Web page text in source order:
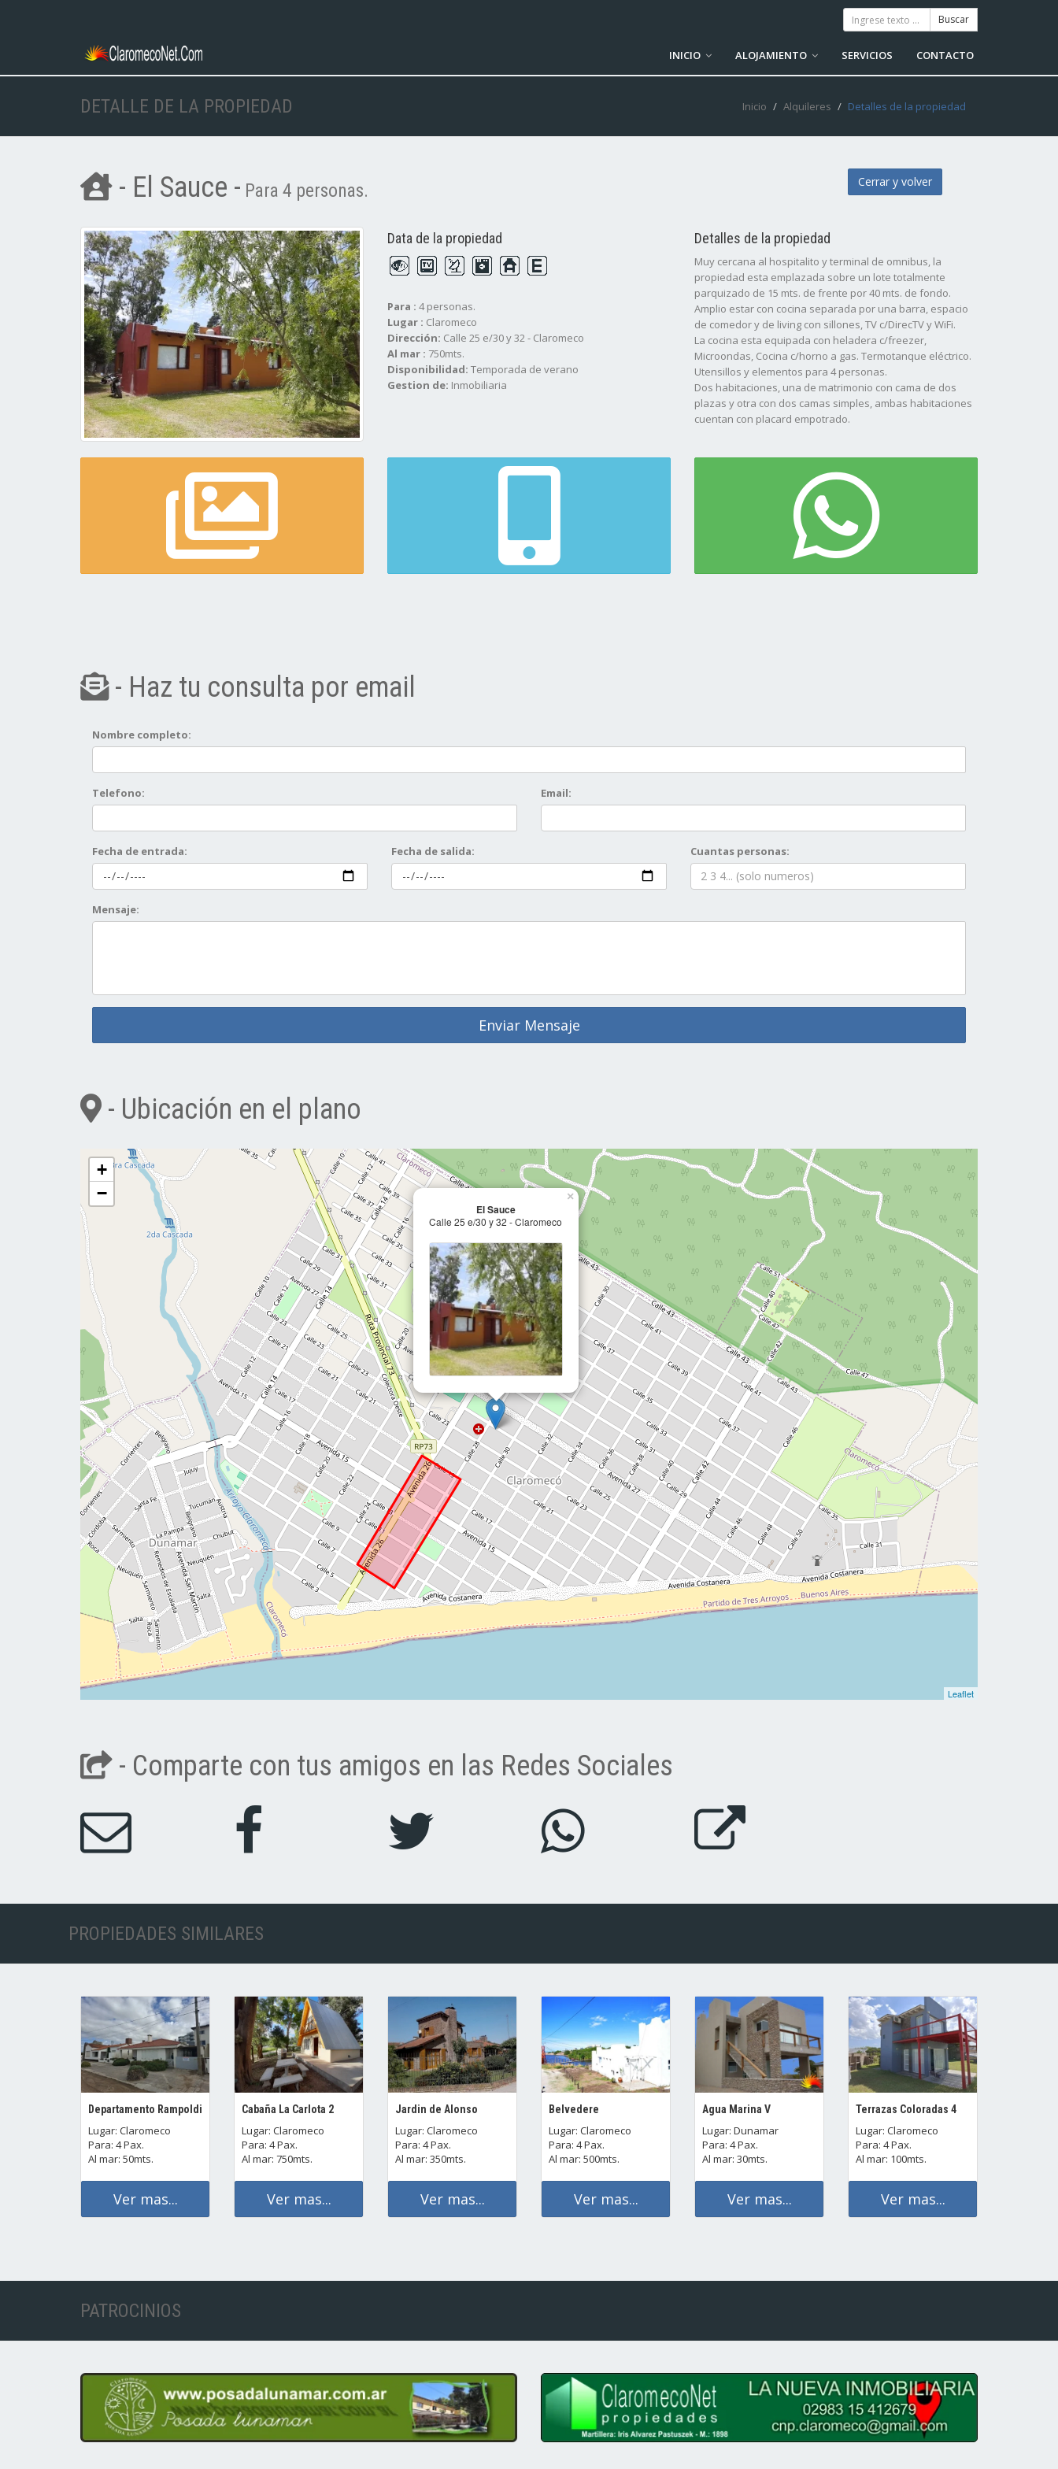
INICIO ALOJAMIENTO SERVICIOS CONTACTO
DETALLE DE LA PROPIEDAD Inicio Alquileres Detalles de la propiedad
- El Sauce - Para 4 personas. Cerrar y volver
Data de la propiedad
Para : 4 personas.
Lugar : Claromeco
Dirección: Calle 25 e/30 y 32 - Claromeco
Al mar : 750mts.
Disponibilidad: Temporada de verano
Gestion de: Inmobiliaria
Detalles de la propiedad
Muy cercana al hospitalito y terminal de omnibus, la
propiedad esta emplazada sobre un lote totalmente
parquizado de 15 mts. de frente por 40 mts. de fondo.
Amplio estar con cocina separada por una barra, espacio
de comedor y de living con sillones, TV c/DirecTV y WiFi.
La cocina esta equipada con heladera c/freezer,
Microondas, Cocina c/horno a gas. Termotanque eléctrico.
Utensillos y elementos para 4 personas.
Dos habitaciones, una de matrimonio con cama de dos
plazas y otra con dos camas simples, ambas habitaciones
cuentan con placard empotrado.
- Haz tu consulta por email
Nombre completo:
Telefono: Email:
Fecha de entrada: Fecha de salida: Cuantas personas:
Mensaje:
Enviar Mensaje
- Ubicación en el plano
El Sauce
Calle 25 e/30 y 32 - Claromeco
×
+
−
Leaflet
- Comparte con tus amigos en las Redes Sociales
PROPIEDADES SIMILARES
Departamento Rampoldi
Lugar: Claromeco
Para: 4 Pax.
Al mar: 50mts.
Ver mas...
Cabaña La Carlota 2
Lugar: Claromeco
Para: 4 Pax.
Al mar: 750mts.
Ver mas...
Jardin de Alonso
Lugar: Claromeco
Para: 4 Pax.
Al mar: 350mts.
Ver mas...
Belvedere
Lugar: Claromeco
Para: 4 Pax.
Al mar: 500mts.
Ver mas...
Agua Marina V
Lugar: Dunamar
Para: 4 Pax.
Al mar: 30mts.
Ver mas...
Terrazas Coloradas 4
Lugar: Claromeco
Para: 4 Pax.
Al mar: 100mts.
Ver mas...
PATROCINIOS